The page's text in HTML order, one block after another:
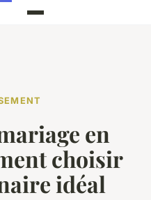
en
choisir
idéal